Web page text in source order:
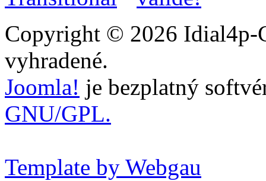
Copyright © 2026 Idial4p-
vyhradené.
Joomla! je bezplatný
GNU/GPL.
Template by Webgau